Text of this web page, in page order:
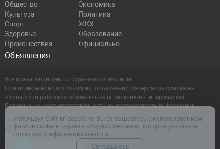
Общество
Экономика
Культура
Политика
Спорт
ЖКХ
Здоровье
Образование
Происшествия
Официально
Объявления
Все права защищены и охраняются законом.
При полном или частичном использовании материалов ссылка на
«Копейский рабочий» обязательна (в интернете - гиперссылка).
Редакция не несет ответственности за достоверность информации,
содержащейся в рекламных объявлениях.
Настоящий ресурс может содержать материалы 16+
Используя сайт kr-gazeta.ru, Вы соглашаетесь с использованием
файлов cookie и сервиса «Яндекс.Метрика», которые указаны в
Политике конфиденциальности.
Соглашаюсь